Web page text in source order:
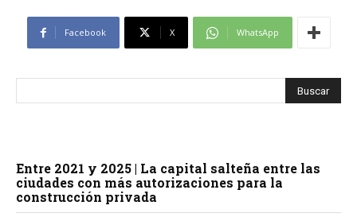
Facebook X WhatsApp
Entre 2021 y 2025 | La capital salteña entre las
ciudades con más autorizaciones para la
construcción privada